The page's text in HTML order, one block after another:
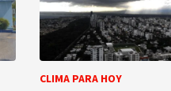
CLIMA PARA HOY